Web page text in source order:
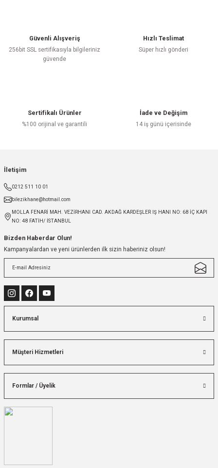
Güvenli Alışveriş
256bit SSL sertifikasıyla bilgileriniz
güvende
Hızlı Teslimat
Süper hızlı gönderi
Sertifikalı Ürünler
%100 orijinal ve garantili
İade ve Değişim
14 iş günü içerisinde
İletişim
0212 511 10 01
bilezikhane@hotmail.com
MOLLA FENARİ MAH. VEZİRHANI CAD. AKDAĞ KARDEŞLER IŞ HANI NO: 68 İÇ KAPI
NO: 48 FATİH/ İSTANBUL
Bizden Haberdar Olun!
Kampanyalardan ve yeni ürünlerden ilk sizin haberiniz olsun!
Kurumsal
Müşteri Hizmetleri
Formlar / Üyelik